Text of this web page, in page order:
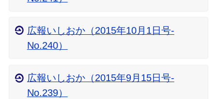
広報いしおか（2015年10月1日号-
No.240）
広報いしおか（2015年9月15日号-
No.239）